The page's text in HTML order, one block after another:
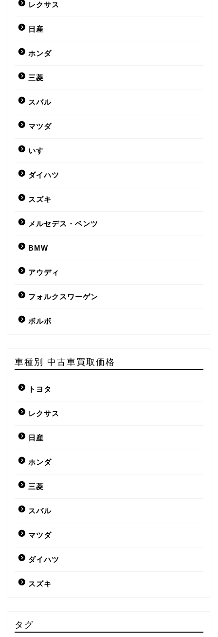
レクサス
日産
ホンダ
三菱
スバル
マツダ
いすゞ
ダイハツ
スズキ
メルセデス・ベンツ
BMW
アウディ
フォルクスワーゲン
ボルボ
車種別 中古車買取価格
トヨタ
レクサス
日産
ホンダ
三菱
スバル
マツダ
ダイハツ
スズキ
タグ